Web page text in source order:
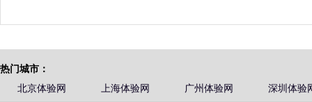
热门城市：
北京体验网
上海体验网 广州体验网 深圳体验